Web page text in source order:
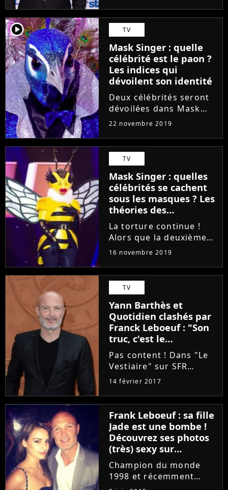
2025 sur TF1. Pour
l'occasion, il s'est livré
en exclusivité auprès de
Purebreak pour nous
donner...
player2 TV
Mask Singer : quelle
célébrité est le paon ?
Les indices qui
dévoilent son identité
Deux célébrités seront
dévoilées dans Mask
Singer ce vendredi 22
Et les internautes
semblent déjà avoir
trouvé qui est le paon.
Sur Twitter, ils ont
recoupé...
22 novembre 2019
TV
Mask Singer : quelles
célébrités se cachent
sous les masques ? Les
théories des
internautes
La torture continue !
Alors que la deuxième
émission de Mask
samedi 15 novembre
2019 sur TF1 et que
l'identité de l'écureuil a
été dévoilée, les
internautes...
16 novembre 2019
TV
Yann Barthès et
Quotidien clashés par
Franck Leboeuf : "Son
truc, c'est le
prompteur"
Pas content ! Dans "Le
Vestiaire" sur SFR
Sports, Franck Leboeuf
dont fait l'objet
l'émission dans
"Quotidien" de Yann
Barthès. L'ex champion
du monde n'a pas...
14 février 2017
Frank Leboeuf : sa fille
Jade est une bombe !
Découvrez ses photos
(très) sexy sur
Instagram
Champion du monde
1998 et récemment
reconverti dans la